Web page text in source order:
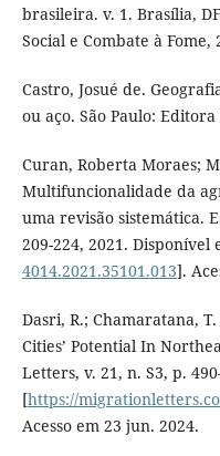
brasileira. v. 1. Brasília,
Social e Combate à Fome,
Castro, Josué de.
ou aço. São Paulo:
Curan, Roberta Moraes;
Multifuncionalidade da
uma revisão sistemática.
209-224, 2021. Disponível
4014.2021.35101.013].
Dasri, R.; Chamaratana,
Cities’ Potential In
Letters, v. 21, n. S3, p.
[https://
Acesso em 23 jun. 2024.